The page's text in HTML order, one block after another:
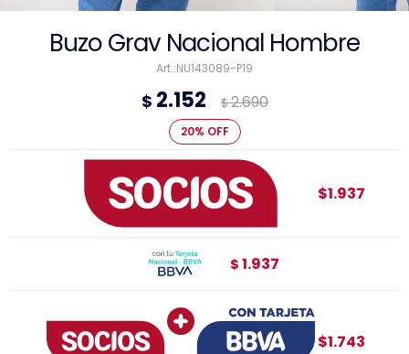
Buzo Grav Nacional Hombre
NU143089-P19
$ 2.152 $2.690
20
$1.743
$1.937
$ 1.937